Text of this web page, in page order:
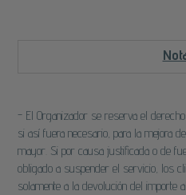
- El Organizador se reserva el
si así fuera necesario, para la mejora
mayor. Si por causa justificada o de
obligado a suspender el servicio, los
solamente a la devolución del importe